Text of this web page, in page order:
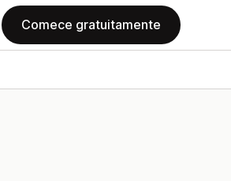
Comece gratuitamente